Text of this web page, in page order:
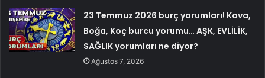
23 Temmuz 2026 burç yorumları! Kova,
Boğa, Koç burcu yorumu… AŞK, EVLİLİK,
SAĞLIK yorumları ne diyor?
Ağustos 7, 2026